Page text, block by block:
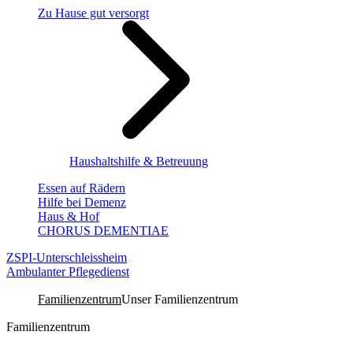
Zu Hause gut versorgt
Haushaltshilfe & Betreuung
Essen auf Rädern
Hilfe bei Demenz
Haus & Hof
CHORUS DEMENTIAE
ZSPI-Unterschleissheim
Ambulanter Pflegedienst
FamilienzentrumUnser Familienzentrum
Familienzentrum